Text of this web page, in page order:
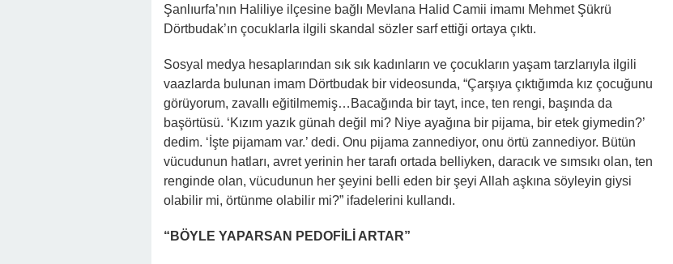
22:16 -Hapisten Dönen Kayınpederini Mahzene Saklamak İstediler, Gelini Gerçeği Ortaya Çıkardı
Şanlıurfa’nın Haliliye ilçesine bağlı Mevlana Halid Camii imamı Mehmet Şükrü
Dörtbudak’ın çocuklarla ilgili skandal sözler sarf ettiği ortaya çıktı.
Sosyal medya hesaplarından sık sık kadınların ve çocukların yaşam tarzlarıyla ilgili
vaazlarda bulunan imam Dörtbudak bir videosunda, “Çarşıya çıktığımda kız çocuğunu
görüyorum, zavallı eğitilmemiş…Bacağında bir tayt, ince, ten rengi, başında da
başörtüsü. ‘Kızım yazık günah değil mi? Niye ayağına bir pijama, bir etek giymedin?’
dedim. ‘İşte pijamam var.’ dedi. Onu pijama zannediyor, onu örtü zannediyor. Bütün
vücudunun hatları, avret yerinin her tarafı ortada belliyken, daracık ve sımsıkı olan, ten
renginde olan, vücudunun her şeyini belli eden bir şeyi Allah aşkına söyleyin giysi
olabilir mi, örtünme olabilir mi?” ifadelerini kullandı.
“BÖYLE YAPARSAN PEDOFİLİ ARTAR”